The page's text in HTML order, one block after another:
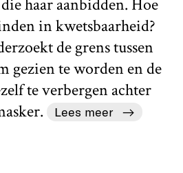
in kwetsbaarheid?
de grens tussen
gezien te worden en de
te verbergen achter
Lees meer